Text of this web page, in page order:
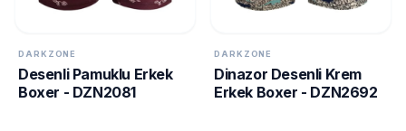
DARKZONE
Desenli Pamuklu Erkek
Boxer - DZN2081
DARKZONE
Dinazor Desenli Krem
Erkek Boxer - DZN2692